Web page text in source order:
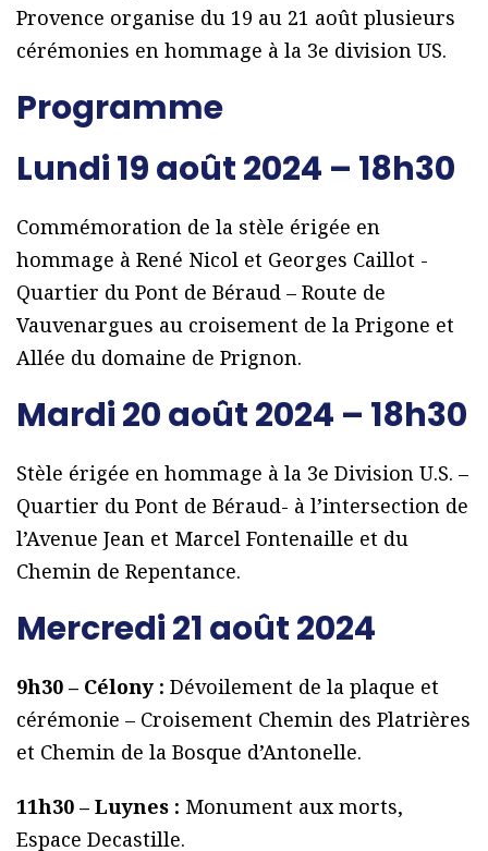
Provence organise du 19 au 21 août plusieurs
cérémonies en hommage à la 3e division US.
Programme
Lundi 19 août 2024 – 18h30
Commémoration de la stèle érigée en
hommage à René Nicol et Georges Caillot -
Quartier du Pont de Béraud – Route de
Vauvenargues au croisement de la Prigone et
Allée du domaine de Prignon.
Mardi 20 août 2024 – 18h30
Stèle érigée en hommage à la 3e Division U.S. –
Quartier du Pont de Béraud- à l’intersection de
l’Avenue Jean et Marcel Fontenaille et du
Chemin de Repentance.
Mercredi 21 août 2024
9h30 – Célony : Dévoilement de la plaque et
cérémonie – Croisement Chemin des Platrières
et Chemin de la Bosque d’Antonelle.
11h30 – Luynes : Monument aux morts,
Espace Decastille.